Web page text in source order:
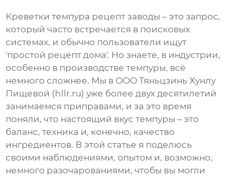
Креветки темпура рецепт заводы – это запрос,
который часто встречается в поисковых
системах, и обычно пользователи ищут
'простой рецепт дома'. Но знаете, в индустрии,
особенно в производстветемпуры, всё
немного сложнее. Мы в ООО Тяньцзинь Хунлу
Пищевой (hllr.ru) уже более двух десятилетий
занимаемся приправами, и за это время
поняли, что настоящий вкустемпуры – это
баланс, техника и, конечно, качество
ингредиентов. В этой статье я поделюсь
своими наблюдениями, опытом и, возможно,
немного разочарованиями, чтобы вы могли